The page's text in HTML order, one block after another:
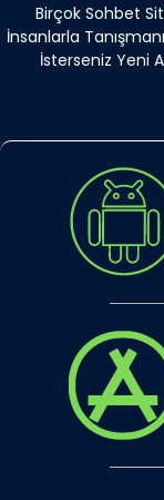
Birçok Sohbet
İnsanlarla
İsterseniz Yeni